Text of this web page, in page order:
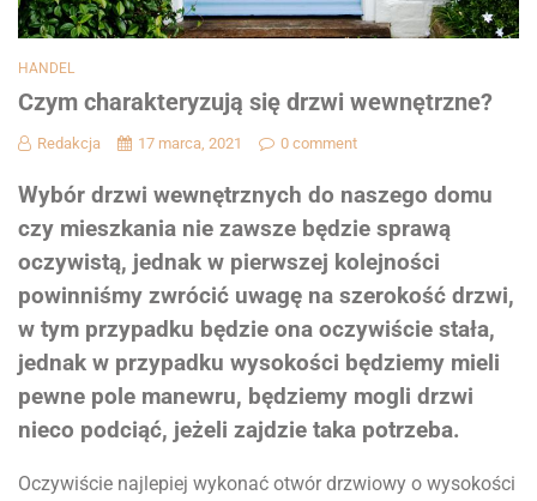
HANDEL
Czym charakteryzują się drzwi wewnętrzne?
Redakcja 17 marca, 2021 0 comment
Wybór drzwi wewnętrznych do naszego domu
czy mieszkania nie zawsze będzie sprawą
oczywistą, jednak w pierwszej kolejności
powinniśmy zwrócić uwagę na szerokość drzwi,
w tym przypadku będzie ona oczywiście stała,
jednak w przypadku wysokości będziemy mieli
pewne pole manewru, będziemy mogli drzwi
nieco podciąć, jeżeli zajdzie taka potrzeba.
Oczywiście najlepiej wykonać otwór drzwiowy o wysokości